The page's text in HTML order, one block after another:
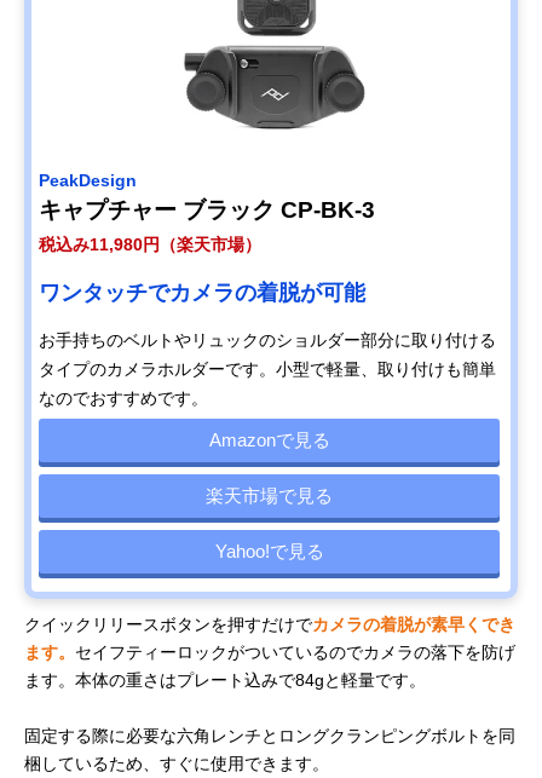
PeakDesign
キャプチャー ブラック CP-BK-3
税込み11,980円（楽天市場）
ワンタッチでカメラの着脱が可能
お手持ちのベルトやリュックのショルダー部分に取り付ける
タイプのカメラホルダーです。小型で軽量、取り付けも簡単
なのでおすすめです。
Amazonで見る
楽天市場で見る
Yahoo!で見る
クイックリリースボタンを押すだけでカメラの着脱が素早くでき
ます。 セイフティーロックがついているのでカメラの落下を防げ
ます。本体の重さはプレート込みで84gと軽量です。
固定する際に必要な六角レンチとロングクランピングボルトを同
梱しているため、すぐに使用できます。